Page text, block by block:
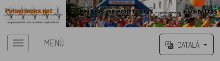
MENÚ CATALÀ